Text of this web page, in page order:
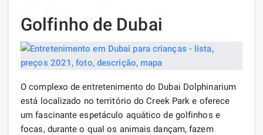
Golfinho de Dubai
O complexo de entretenimento do Dubai Dolphinarium
está localizado no território do Creek Park e oferece
um fascinante espetáculo aquático de golfinhos e
focas, durante o qual os animais dançam, fazem